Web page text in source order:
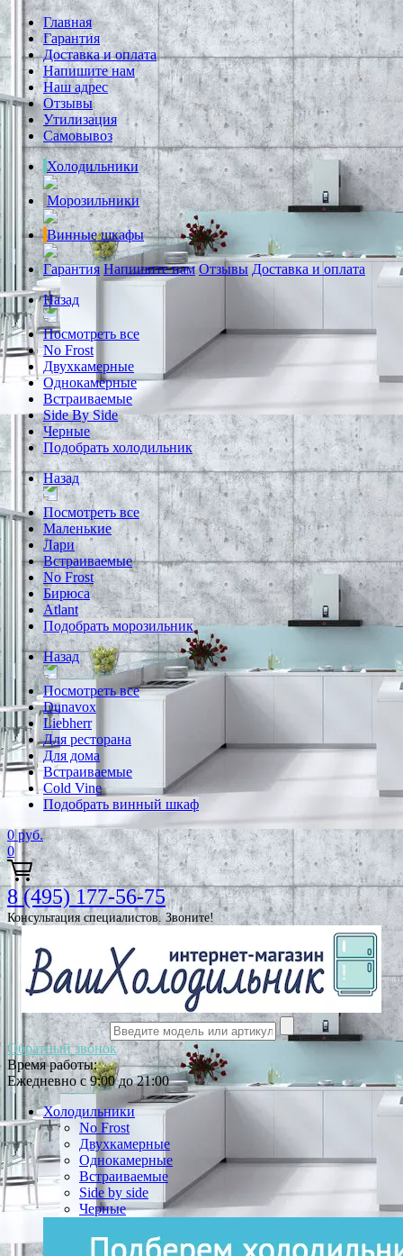
Главная
Гарантия
Доставка и оплата
Напишите нам
Наш адрес
Отзывы
Утилизация
Самовывоз
Холодильники
Морозильники
Винные шкафы
Гарантия Напишите нам Отзывы Доставка и оплата
Назад
Посмотреть все
No Frost
Двухкамерные
Однокамерные
Встраиваемые
Side By Side
Черные
Подобрать холодильник
Назад
Посмотреть все
Маленькие
Лари
Встраиваемые
No Frost
Бирюса
Atlant
Подобрать морозильник
Назад
Посмотреть все
Dunavox
Liebherr
Для ресторана
Для дома
Встраиваемые
Cold Vine
Подобрать винный шкаф
0 руб.
0
8 (495) 177-56-75
Консультация специалистов. Звоните!
Обратный звонок
Время работы:
Ежедневно с 9:00 до 21:00
Холодильники
No Frost
Двухкамерные
Однокамерные
Встраиваемые
Side by side
Черные